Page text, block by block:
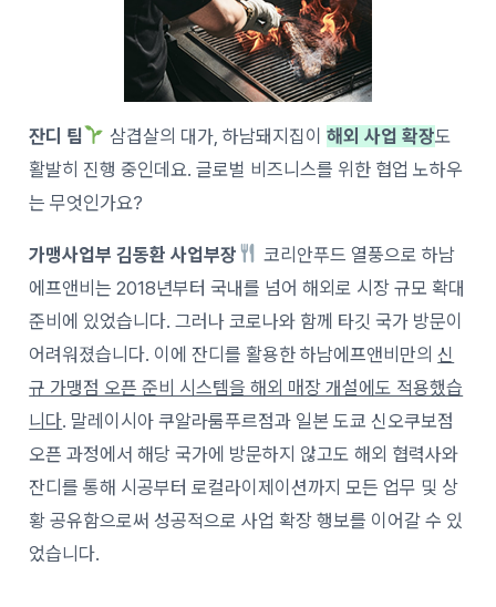
잔디 팀 삼겹살의 대가, 하남돼지집이 해외 사업 확장도
활발히 진행 중인데요. 글로벌 비즈니스를 위한 협업 노하우
는 무엇인가요?
가맹사업부 김동환 사업부장
코리안푸드 열풍으로 하남
에프앤비는 2018년부터 국내를 넘어 해외로 시장 규모 확대
준비에 있었습니다. 그러나 코로나와 함께 타깃 국가 방문이
어려워졌습니다. 이에 잔디를 활용한 하남에프앤비만의신
규 가맹점 오픈 준비 시스템을 해외 매장 개설에도 적용했습
니다. 말레이시아 쿠알라룸푸르점과 일본 도쿄 신오쿠보점
오픈 과정에서 해당 국가에 방문하지 않고도 해외 협력사와
잔디를 통해 시공부터 로컬라이제이션까지 모든 업무 및 상
황 공유함으로써 성공적으로 사업 확장 행보를 이어갈 수 있
었습니다.